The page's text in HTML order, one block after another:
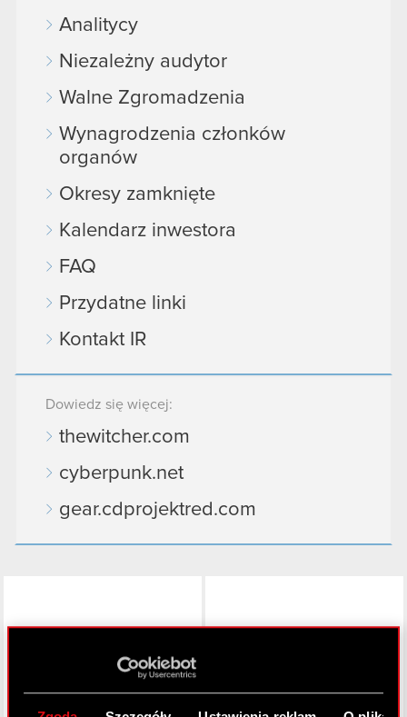
Analitycy
Niezależny audytor
Walne Zgromadzenia
Wynagrodzenia członków
organów
Okresy zamknięte
Kalendarz inwestora
FAQ
Przydatne linki
Kontakt IR
Dowiedz się więcej:
thewitcher.com
cyberpunk.net
gear.cdprojektred.com